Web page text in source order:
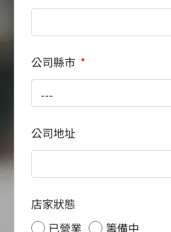
公司縣市
公司地址
店家狀態
已營業
籌備中